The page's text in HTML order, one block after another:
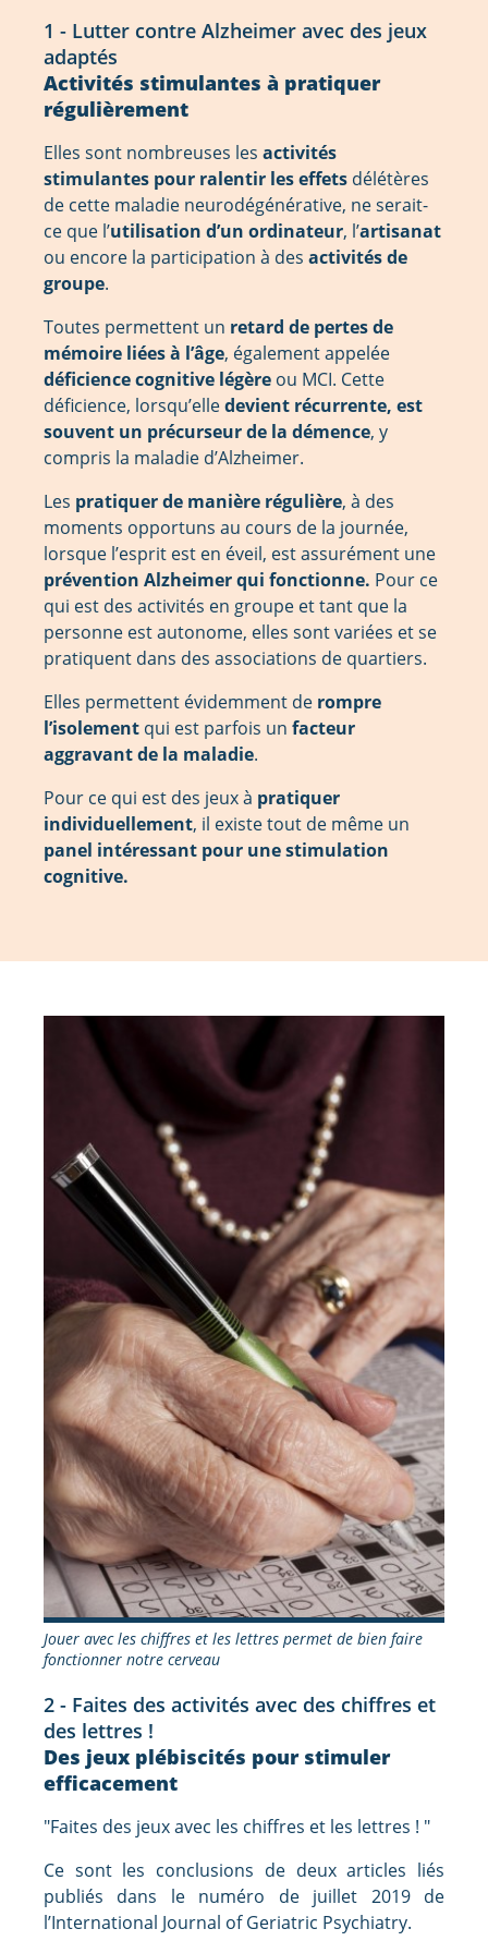
1 - Lutter contre Alzheimer avec des jeux
adaptés
Activités stimulantes à pratiquer
régulièrement
Elles sont nombreuses les activités
stimulantes pour ralentir les effets délétères
de cette maladie neurodégénérative, ne serait-
ce que l’utilisation d’un ordinateur, l’artisanat
ou encore la participation à des activités de
groupe.
Toutes permettent un retard de pertes de
mémoire liées à l’âge, également appelée
déficience cognitive légère ou MCI. Cette
déficience, lorsqu’elledevient récurrente, est
souvent un précurseur de la démence, y
compris la maladie d’Alzheimer.
Les pratiquer de manière régulière, à des
moments opportuns au cours de la journée,
lorsque l’esprit est en éveil, est assurément une
prévention Alzheimer qui fonctionne. Pour ce
qui est des activités en groupe et tant que la
personne est autonome, elles sont variées et se
pratiquent dans des associations de quartiers.
Elles permettent évidemment de rompre
l’isolement qui est parfois un facteur
aggravant de la maladie.
Pour ce qui est des jeux à pratiquer
individuellement, il existe tout de même un
panel intéressant pour une stimulation
cognitive.
Jouer avec les chiffres et les lettres permet de bien faire
fonctionner notre cerveau
2 - Faites des activités avec des chiffres et
des lettres !
Des jeux plébiscités pour stimuler
efficacement
"Faites des jeux avec les chiffres et les lettres ! "
Ce sont les conclusions de deux articles liés
publiés dans le numéro de juillet 2019 de
l’International Journal of Geriatric Psychiatry.